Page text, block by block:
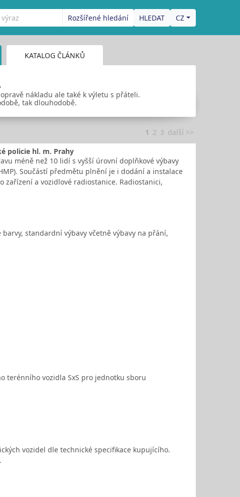
Rozšířené hledání CZ
KATALOG ČLÁNKŮ
nákladu ale také k výletu s přáteli.
tak dlouhodobě.
1 2 3 další >>
policie hl. m. Prahy
méně než 10 lidí s vyšší úrovní doplňkové výbavy
Součástí předmětu plnění je i dodání a instalace
zařízení a vozidlové radiostanice. Radiostanici,
standardní výbavy včetně výbavy na přání,
terénního vozidla SxS pro jednotku sboru
vozidel dle technické specifikace kupujícího.